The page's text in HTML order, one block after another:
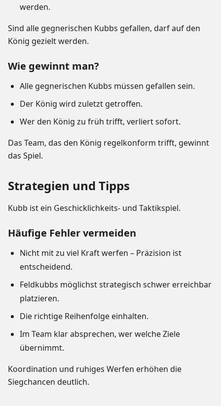
werden.
Sind alle gegnerischen Kubbs gefallen, darf auf den
König gezielt werden.
Wie gewinnt man?
Alle gegnerischen Kubbs müssen gefallen sein.
Der König wird zuletzt getroffen.
Wer den König zu früh trifft, verliert sofort.
Das Team, das den König regelkonform trifft, gewinnt
das Spiel.
Strategien und Tipps
Kubb ist ein Geschicklichkeits- und Taktikspiel.
Häufige Fehler vermeiden
Nicht mit zu viel Kraft werfen – Präzision ist
entscheidend.
Feldkubbs möglichst strategisch schwer erreichbar
platzieren.
Die richtige Reihenfolge einhalten.
Im Team klar absprechen, wer welche Ziele
übernimmt.
Koordination und ruhiges Werfen erhöhen die
Siegchancen deutlich.